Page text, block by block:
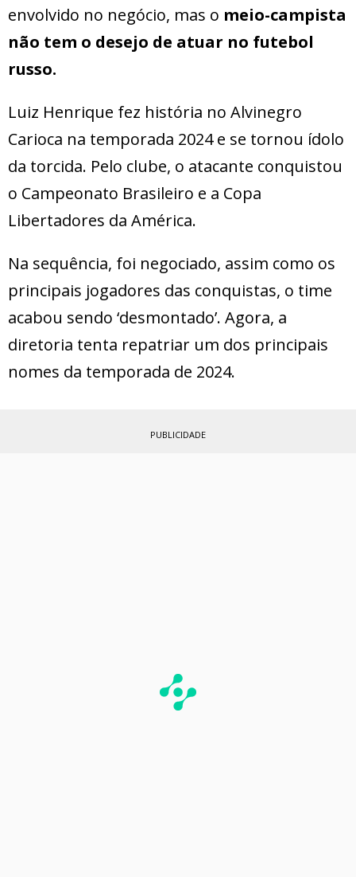
envolvido no negócio, mas o meio-campista
não tem o desejo de atuar no futebol
russo.
Luiz Henrique fez história no Alvinegro
Carioca na temporada 2024 e se tornou ídolo
da torcida. Pelo clube, o atacante conquistou
o Campeonato Brasileiro e a Copa
Libertadores da América.
Na sequência, foi negociado, assim como os
principais jogadores das conquistas, o time
acabou sendo ‘desmontado’. Agora, a
diretoria tenta repatriar um dos principais
nomes da temporada de 2024.
PUBLICIDADE